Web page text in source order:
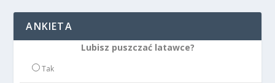
ANKIETA
Lubisz puszczać latawce?
Tak